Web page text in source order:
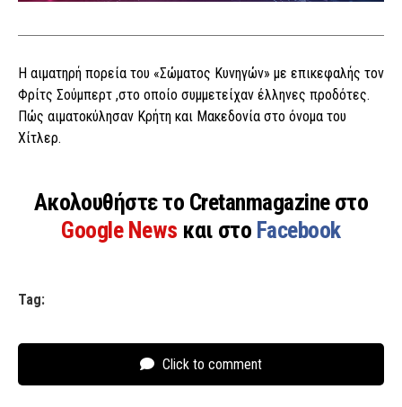
Η αιματηρή πορεία του «Σώματος Κυνηγών» με επικεφαλής τον
Φρίτς Σούμπερτ ,στο οποίο συμμετείχαν έλληνες προδότες.
Πώς αιµατοκύλησαν Κρήτη και Μακεδονία στο όνομα του
Χίτλερ.
Ακολουθήστε το Cretanmagazine στο
Google News και στο Facebook
Tag:
Click to comment